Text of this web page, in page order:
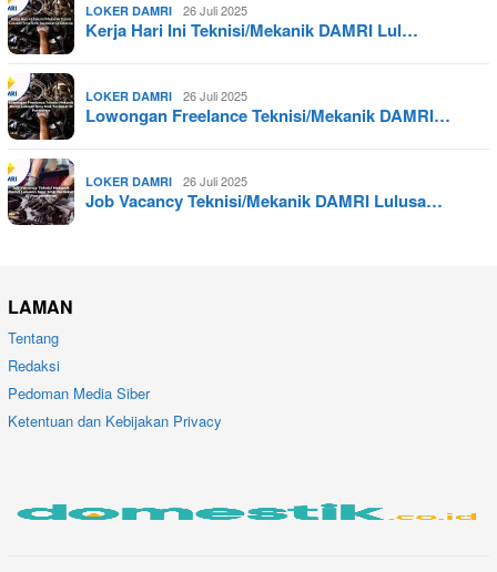
LOKER DAMRI 26 Juli 2025
Kerja Hari Ini Teknisi/Mekanik DAMRI Lul…
LOKER DAMRI 26 Juli 2025
Lowongan Freelance Teknisi/Mekanik DAMRI…
LOKER DAMRI 26 Juli 2025
Job Vacancy Teknisi/Mekanik DAMRI Lulusa…
LAMAN
Tentang
Redaksi
Pedoman Media Siber
Ketentuan dan Kebijakan Privacy